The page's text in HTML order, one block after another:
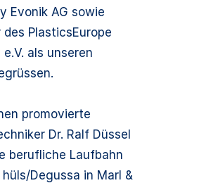
Evonik AG sowie
PlasticsEurope
als unseren
promovierte
Dr. Ralf Düssel
berufliche Laufbahn
Degussa in Marl &